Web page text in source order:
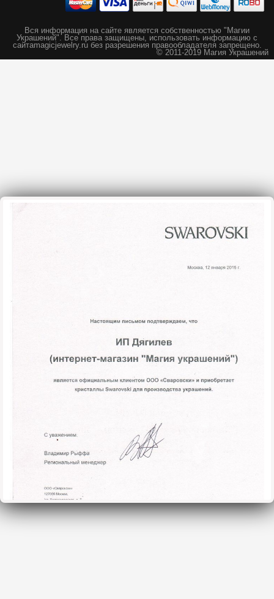
Вся информация на сайте является собственностью "Магии
Украшений". Все права защищены, использовать информацию с
сайтаmagicjewelry.ru без разрешения правообладателя запрещено.
© 2011-2019 Магия Украшений